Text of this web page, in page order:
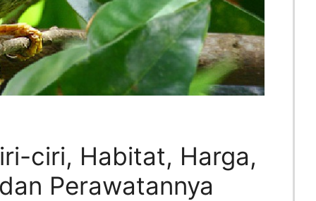
ciri, Habitat, Harga,
Perawatannya